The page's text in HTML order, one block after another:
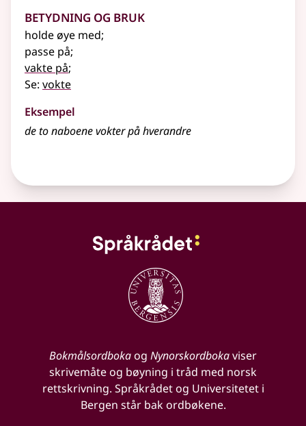
Betydning og bruk
holde øye med;
passe på;
vakte på;
Se: vokte
Eksempel
de to naboene vokter på hverandre
Bokmålsordbokaog Nynorskordbokaviser
skrivemåte og bøyning i tråd med norsk
rettskrivning. Språkrådet og Universitetet i
Bergen står bak ordbøkene.